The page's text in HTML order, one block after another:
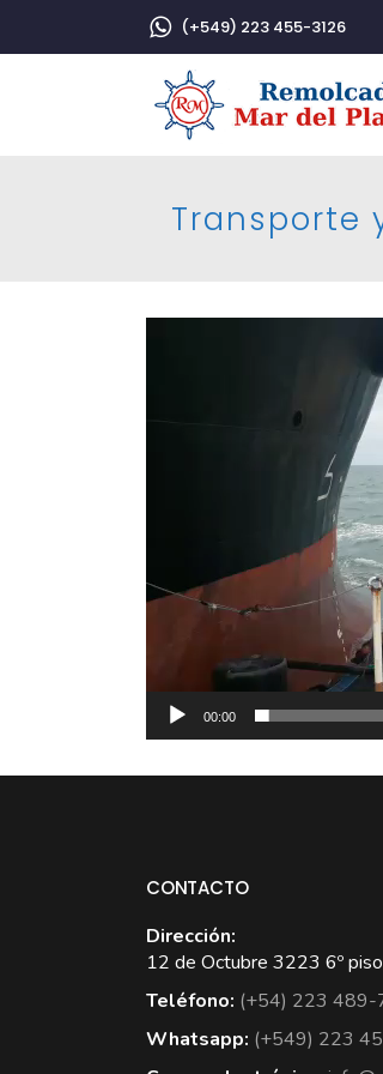
(+549) 223 455-3126
Transporte
00:00
CONTACTO
Dirección:
12 de Octubre 3223 6º
Teléfono: (+54) 223 489-
Whatsapp: (+549) 223